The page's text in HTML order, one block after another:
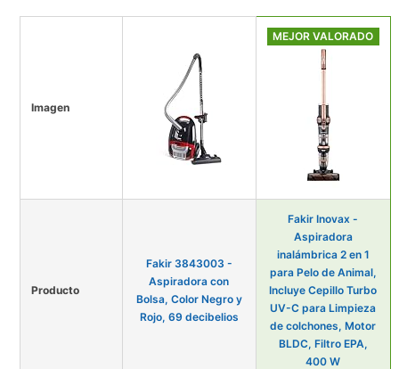
Imagen
MEJOR VALORADO
Producto
Fakir 3843003 -
Aspiradora con
Bolsa, Color Negro y
Rojo, 69 decibelios
Fakir Inovax -
Aspiradora
inalámbrica 2 en 1
para Pelo de Animal,
Incluye Cepillo Turbo
UV-C para Limpieza
de colchones, Motor
BLDC, Filtro EPA,
400 W